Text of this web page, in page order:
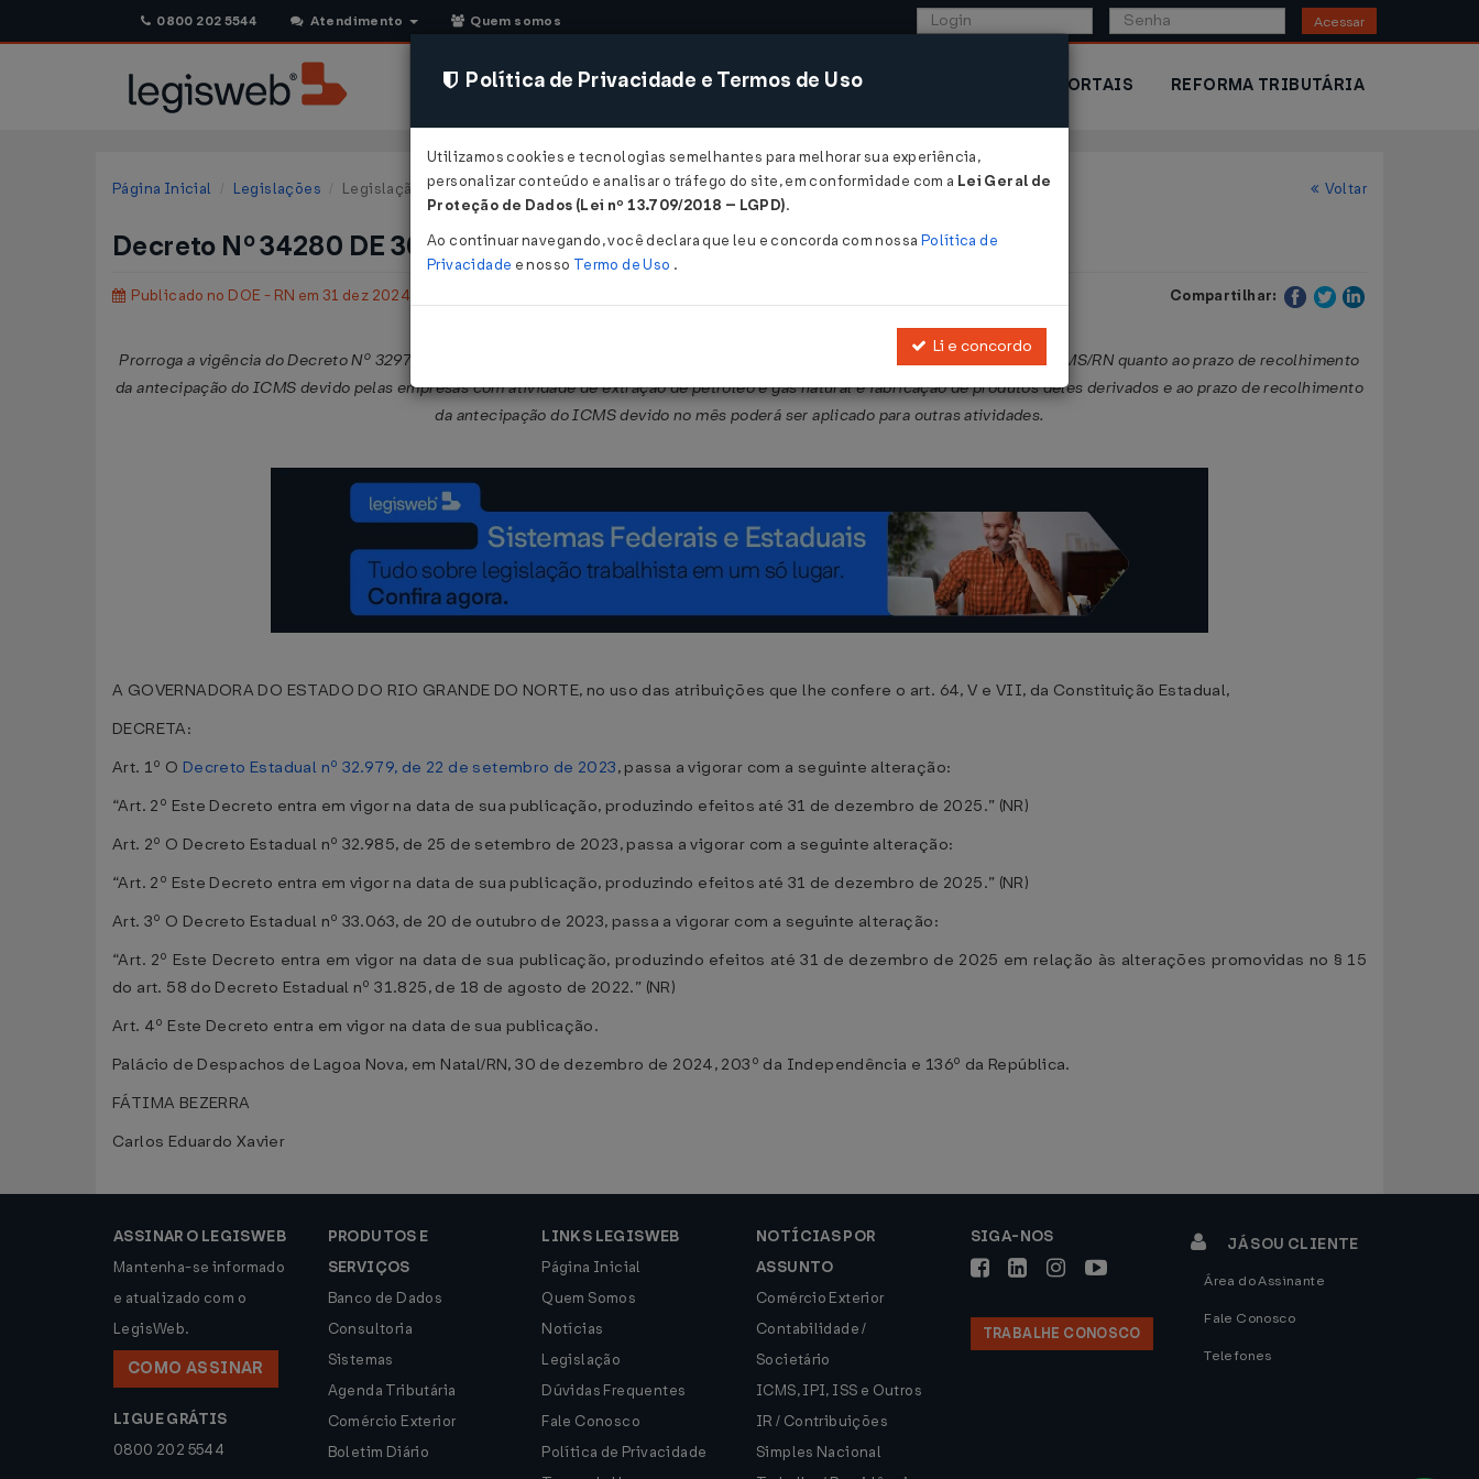
0800 202 5544 Atendimento Quem somos Acessar
CONSULTORIA SISTEMAS COMÉRCIO EXTERIOR PORTAIS REFORMA TRIBUTÁRIA
Página Inicial Legislações Legislação Estadual - Rio Grande do Norte Voltar
Decreto Nº 34280 DE 30/12/2024
Publicado no DOE - RN em 31 dez 2024 Compartilhar:
Prorroga a vigência do Decreto Nº 32979/2023, do Decreto Nº 32985/2023 e do
, que modificaram o RICMS/RN quanto ao prazo de recolhimento
da antecipação do ICMS devido pelas empresas com atividade de extração de petróleo e gás natural e fabricação de produtos deles derivados e ao prazo de recolhimento
da antecipação do ICMS devido no mês poderá ser aplicado para outras atividades.
A GOVERNADORA DO ESTADO DO RIO GRANDE DO NORTE, no uso das atribuições que lhe confere o art. 64, V e VII, da Constituição Estadual,
DECRETA:
Art. 1º O Decreto Estadual nº 32.979, de 22 de setembro de 2023, passa a vigorar com a seguinte alteração:
“Art. 2º Este Decreto entra em vigor na data de sua publicação, produzindo efeitos até 31 de dezembro de 2025.” (NR)
Art. 2º O Decreto Estadual nº 32.985, de 25 de setembro de 2023, passa a vigorar com a seguinte alteração:
“Art. 2º Este Decreto entra em vigor na data de sua publicação, produzindo efeitos até 31 de dezembro de 2025.” (NR)
Art. 3º O Decreto Estadual nº 33.063, de 20 de outubro de 2023, passa a vigorar com a seguinte alteração:
“Art. 2º Este Decreto entra em vigor na data de sua publicação, produzindo efeitos até 31 de dezembro de 2025 em relação às alterações promovidas no § 15
do art. 58 do Decreto Estadual nº 31.825, de 18 de agosto de 2022.” (NR)
Art. 4º Este Decreto entra em vigor na data de sua publicação.
Palácio de Despachos de Lagoa Nova, em Natal/RN, 30 de dezembro de 2024, 203º da Independência e 136º da República.
FÁTIMA BEZERRA
Carlos Eduardo Xavier
ASSINAR O LEGISWEB
Mantenha-se informado
e atualizado com o
LegisWeb.
COMO ASSINAR
LIGUE GRÁTIS
0800 202 5544
PRODUTOS E
SERVIÇOS
Banco de Dados
Consultoria
Sistemas
Agenda Tributária
Comércio Exterior
Boletim Diário
LINKS LEGISWEB
Página Inicial
Quem Somos
Notícias
Legislação
Dúvidas Frequentes
Fale Conosco
Política de Privacidade
NOTÍCIAS POR
ASSUNTO
Comércio Exterior
Contabilidade /
Societário
ICMS, IPI, ISS e Outros
IR / Contribuições
Simples Nacional
SIGA-NOS
TRABALHE CONOSCO
JÁ SOU CLIENTE
Área do Assinante
Fale Conosco
Telefones
Política de Privacidade e Termos de Uso
Utilizamos cookies e tecnologias semelhantes para melhorar sua experiência,
personalizar conteúdo e analisar o tráfego do site, em conformidade com a Lei Geral de
Proteção de Dados (Lei nº 13.709/2018 – LGPD).
Ao continuar navegando, você declara que leu e concorda com nossa Política de
Privacidade e nosso Termo de Uso .
Li e concordo